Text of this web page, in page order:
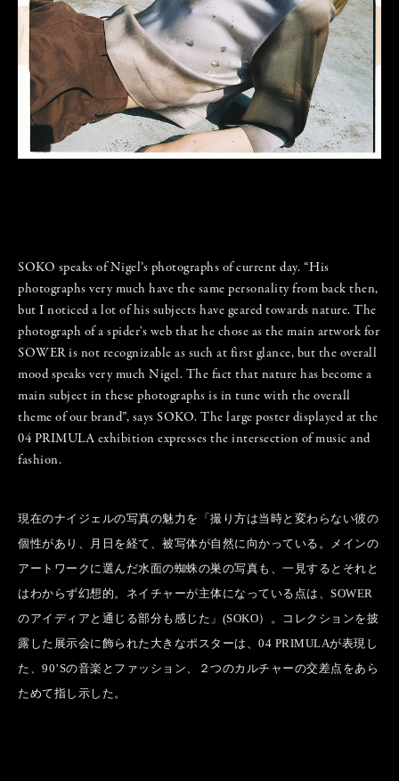
SOKO speaks of Nigel’s photographs of current day. “His
photographs very much have the same personality from back then,
but I noticed a lot of his subjects have geared towards nature. The
photograph of a spider's web that he chose as the main artwork for
SOWER is not recognizable as such at first glance, but the overall
mood speaks very much Nigel. The fact that nature has become a
main subject in these photographs is in tune with the overall
theme of our brand”, says SOKO. The large poster displayed at the
04 PRIMULA exhibition expresses the intersection of music and
fashion.
現在のナイジェルの写真の魅力を「撮り方は当時と変わらない彼の
個性があり、月日を経て、被写体が自然に向かっている。メインの
アートワークに選んだ水面の蜘蛛の巣の写真も、一見するとそれと
はわからず幻想的。ネイチャーが主体になっている点は、SOWER
のアイディアと通じる部分も感じた」(SOKO）。コレクションを披
露した展示会に飾られた大きなポスターは、04 PRIMULAが表現し
た、90’Sの音楽とファッション、２つのカルチャーの交差点をあら
ためて指し示した。